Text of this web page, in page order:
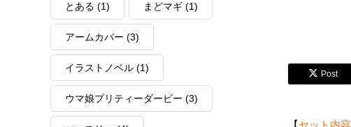
Post
【セット内容
とある (1) まどマギ (1)
アームカバー (3)
イラストノベル (1)
ウマ娘プリティーダービー (3)